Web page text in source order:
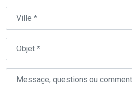
Ville
Objet
Message,
questions